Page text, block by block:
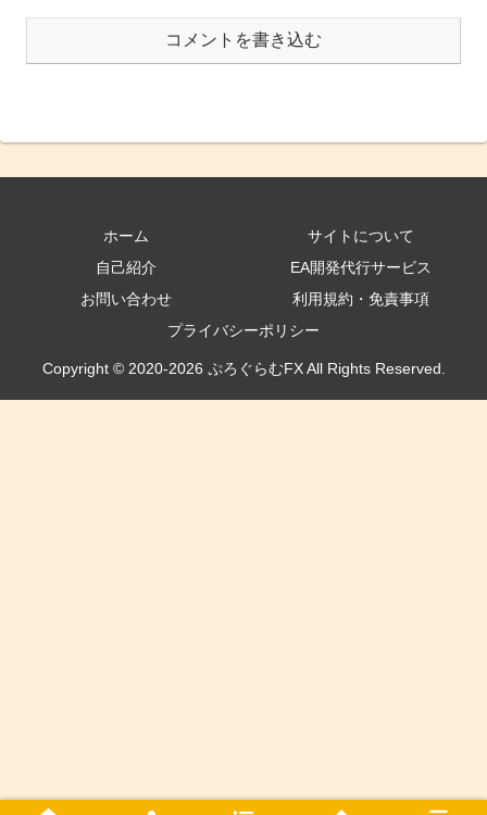
コメントを書き込む
ホーム
サイトについて
自己紹介
EA開発代行サービス
お問い合わせ
利用規約・免責事項
プライバシーポリシー
Copyright © 2020-2026 ぷろぐらむFX All Rights Reserved.